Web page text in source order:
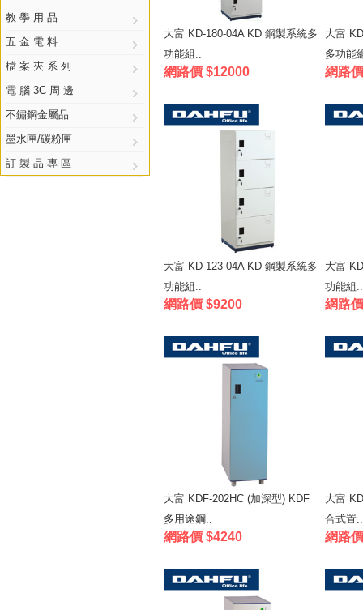
教 學 用 品
五 金 電 料
檔 案 夾 系 列
電 腦 3C 周 邊
不鏽鋼金屬品
墨水匣/碳粉匣
訂 製 品 專 區
大富 KD-180-04A KD 鋼製系統多
功能組..
網路價 $12000
大富
多功能
網路
大富 KD-123-04A KD 鋼製系統多
功能組..
網路價 $9200
大富
功能組..
網路
大富 KDF-202HC (加深型) KDF
多用途鋼..
網路價 $4240
大富
合式置..
網路